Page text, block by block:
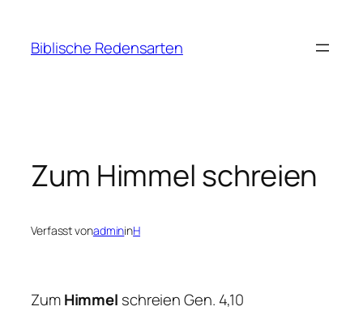
springen
Biblische Redensarten
Zum Himmel schreien
Verfasst vonadmininH
ZumHimmel schreien Gen. 4,10